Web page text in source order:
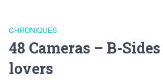
CHRONIQUES
48 Cameras – B-
lovers